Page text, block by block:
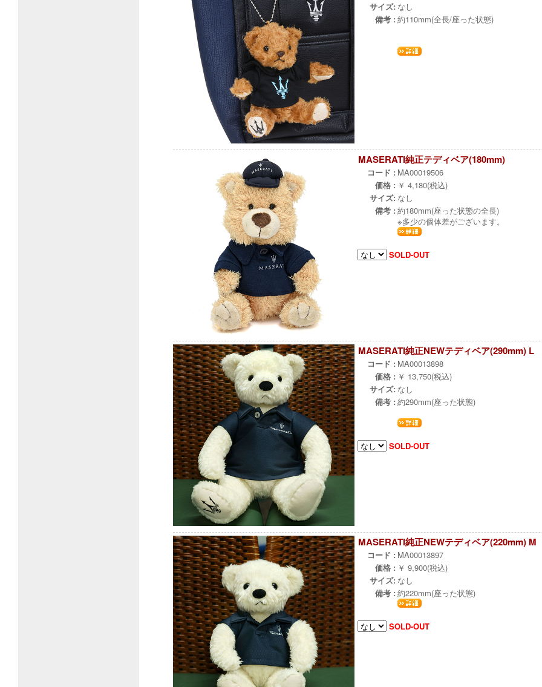
サイズ: なし
備考 : 約110mm(全長/座った状態)
MASERATI純正テディベア(180mm)
コード : MA00019506
価格 : ￥ 4,180(税込)
サイズ: なし
備考 : 約180mm(座った状態の全長)
※多少の個体差がございます。
SOLD-OUT
MASERATI純正NEWテディベア(290mm) L
コード : MA00013898
価格 : ￥ 13,750(税込)
サイズ: なし
備考 : 約290mm(座った状態)
SOLD-OUT
MASERATI純正NEWテディベア(220mm) M
コード : MA00013897
価格 : ￥ 9,900(税込)
サイズ: なし
備考 : 約220mm(座った状態)
SOLD-OUT